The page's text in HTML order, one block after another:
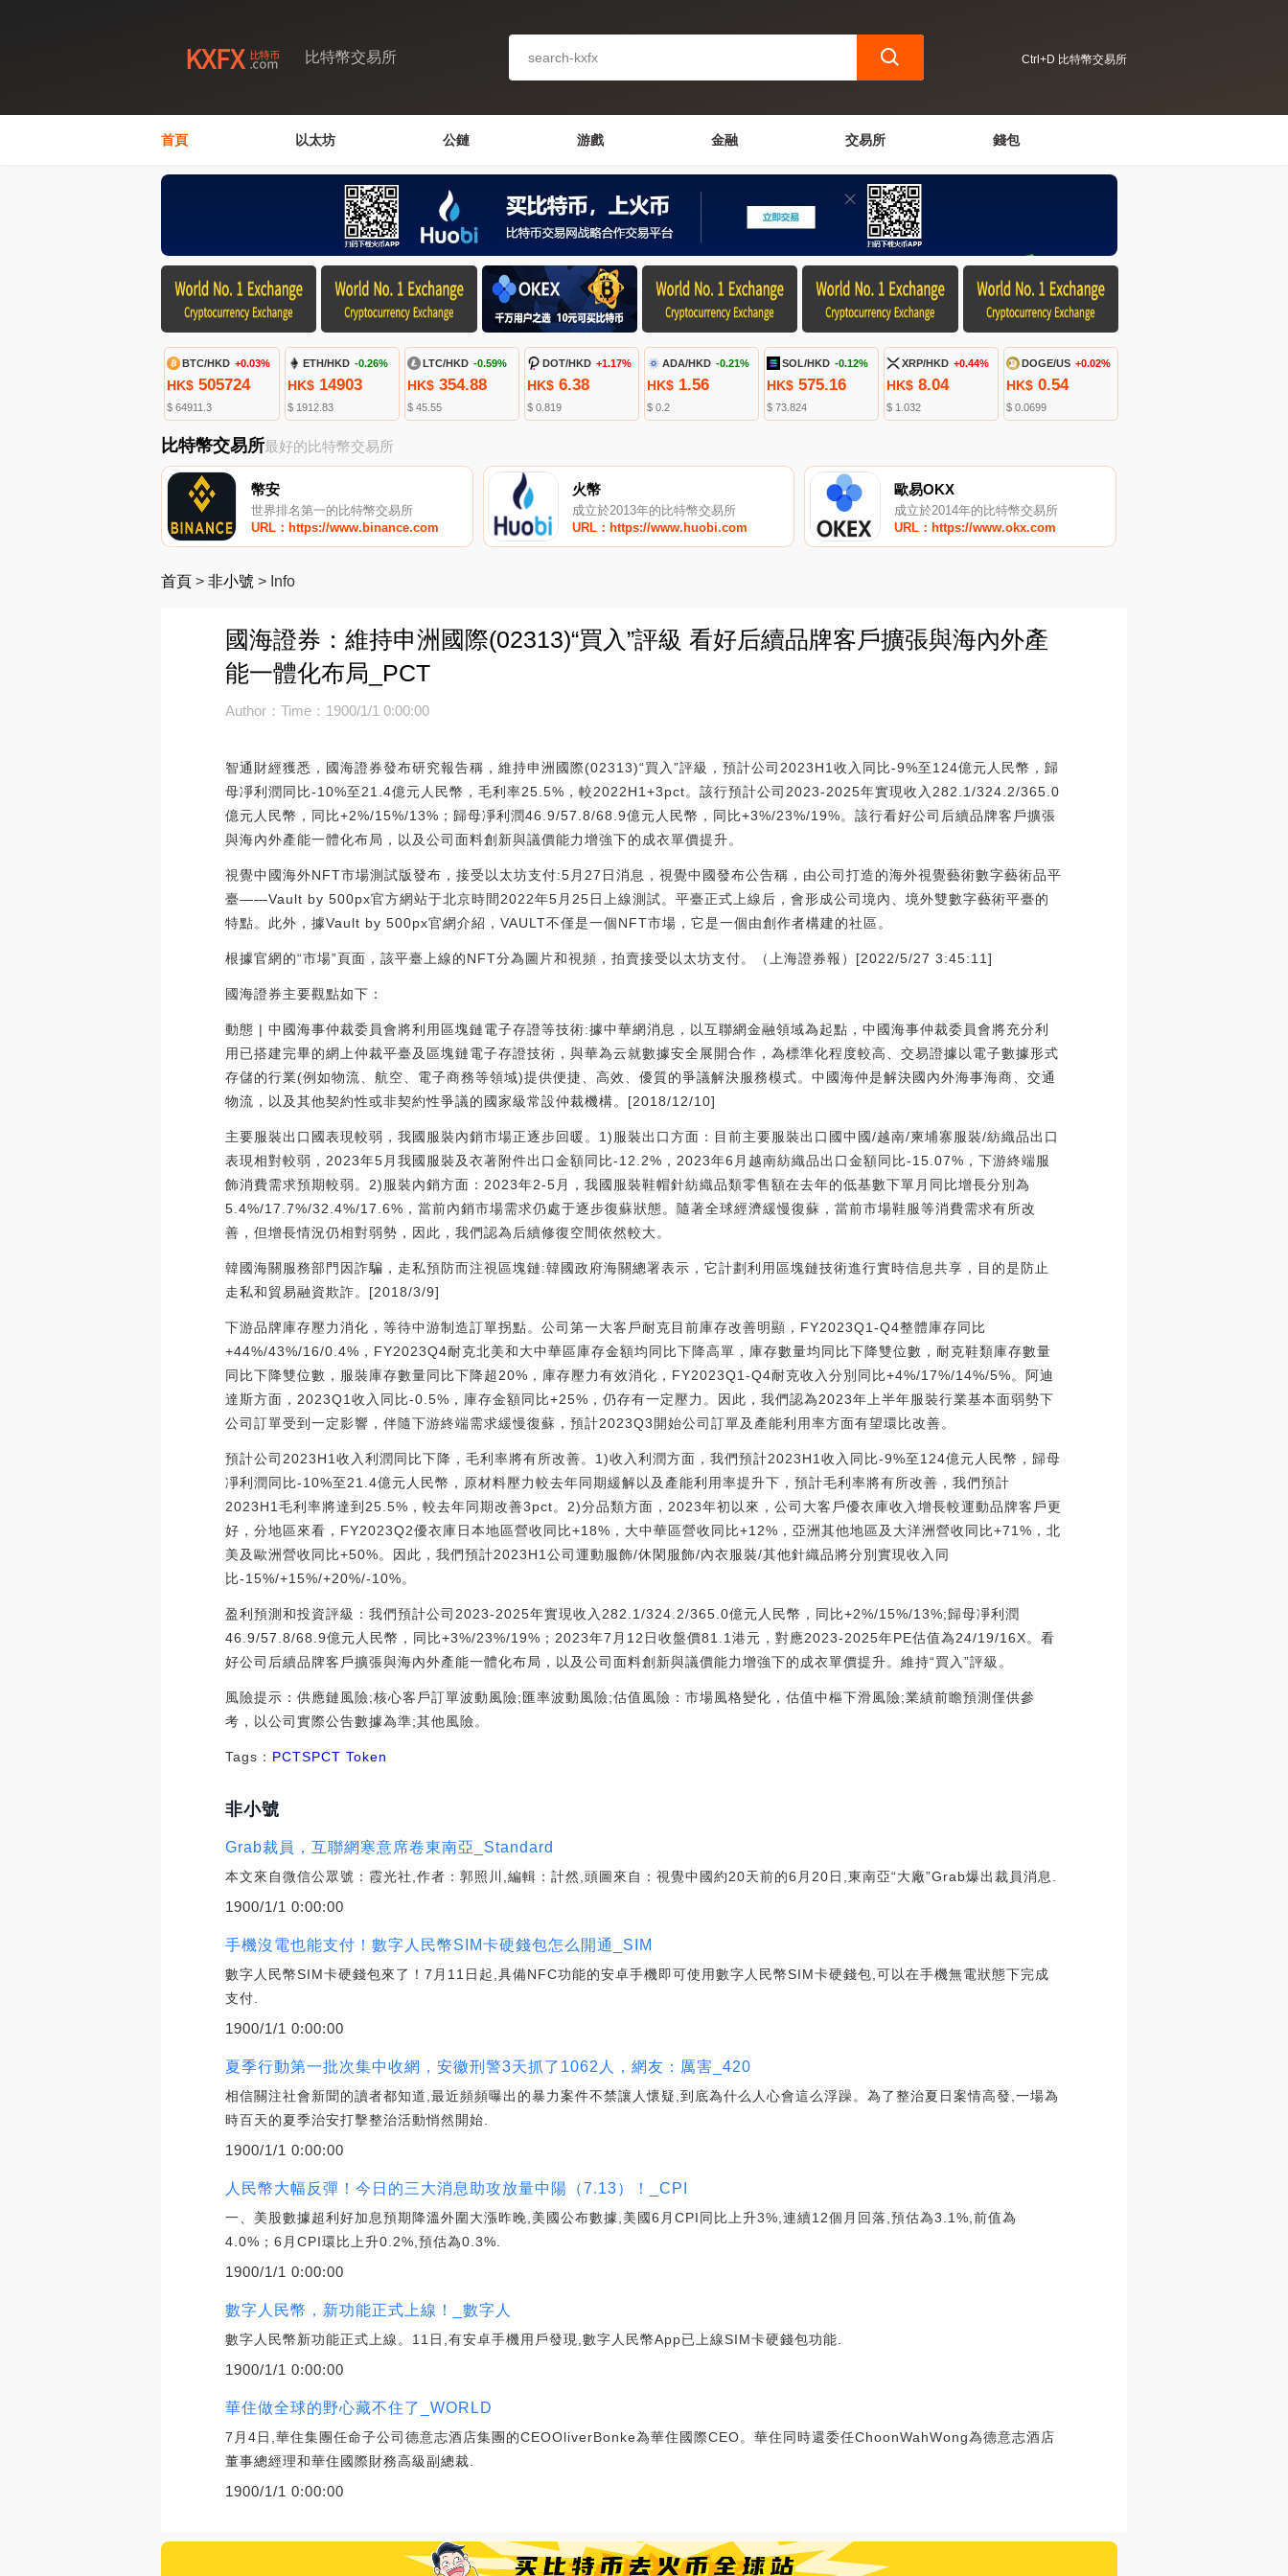
比特幣交易所 Ctrl+D 比特幣交易所
首頁 以太坊 公鏈 游戲 金融 交易所 錢包
BTC/HKD +0.03%
HK$ 505724
$ 64911.3
ETH/HKD -0.26%
HK$14903
$ 1912.83
LTC/HKD -0.59%
HK$354.88
$ 45.55
DOT/HKD +1.17%
HK$6.38
$ 0.819
ADA/HKD -0.21%
HK$1.56
$ 0.2
SOL/HKD -0.12%
HK$ 575.16
$ 73.824
XRP/HKD +0.44%
HK$ 8.04
$ 1.032
DOGE/US +0.02%
HK$ 0.54
$ 0.0699
比特幣交易所最好的比特幣交易所
幣安
世界排名第一的比特幣交易所
URL：https://www.binance.com
火幣
成立於2013年的比特幣交易所
URL：https://www.huobi.com
歐易OKX
成立於2014年的比特幣交易所
URL：https://www.okx.com
首頁 > 非小號 > Info
國海證券：維持申洲國際(02313)“買入”評級 看好后續品牌客戶擴張與海內外產
能一體化布局_PCT
Author：Time：1900/1/1 0:00:00
智通財經獲悉，國海證券發布研究報告稱，維持申洲國際(02313)“買入”評級，預計公司2023H1收入同比-9%至124億元人民幣，歸
母凈利潤同比-10%至21.4億元人民幣，毛利率25.5%，較2022H1+3pct。該行預計公司2023-2025年實現收入282.1/324.2/365.0
億元人民幣，同比+2%/15%/13%；歸母凈利潤46.9/57.8/68.9億元人民幣，同比+3%/23%/19%。該行看好公司后續品牌客戶擴張
與海內外產能一體化布局，以及公司面料創新與議價能力增強下的成衣單價提升。
視覺中國海外NFT市場測試版發布，接受以太坊支付:5月27日消息，視覺中國發布公告稱，由公司打造的海外視覺藝術數字藝術品平
臺——Vault by 500px官方網站于北京時間2022年5月25日上線測試。平臺正式上線后，會形成公司境內、境外雙數字藝術平臺的
特點。此外，據Vault by 500px官網介紹，VAULT不僅是一個NFT市場，它是一個由創作者構建的社區。
根據官網的“市場”頁面，該平臺上線的NFT分為圖片和視頻，拍賣接受以太坊支付。（上海證券報）[2022/5/27 3:45:11]
國海證券主要觀點如下：
動態 | 中國海事仲裁委員會將利用區塊鏈電子存證等技術:據中華網消息，以互聯網金融領域為起點，中國海事仲裁委員會將充分利
用已搭建完畢的網上仲裁平臺及區塊鏈電子存證技術，與華為云就數據安全展開合作，為標準化程度較高、交易證據以電子數據形式
存儲的行業(例如物流、航空、電子商務等領域)提供便捷、高效、優質的爭議解決服務模式。中國海仲是解決國內外海事海商、交通
物流，以及其他契約性或非契約性爭議的國家級常設仲裁機構。[2018/12/10]
主要服裝出口國表現較弱，我國服裝內銷市場正逐步回暖。1)服裝出口方面：目前主要服裝出口國中國/越南/柬埔寨服裝/紡織品出口
表現相對較弱，2023年5月我國服裝及衣著附件出口金額同比-12.2%，2023年6月越南紡織品出口金額同比-15.07%，下游終端服
飾消費需求預期較弱。2)服裝內銷方面：2023年2-5月，我國服裝鞋帽針紡織品類零售額在去年的低基數下單月同比增長分別為
5.4%/17.7%/32.4%/17.6%，當前內銷市場需求仍處于逐步復蘇狀態。隨著全球經濟緩慢復蘇，當前市場鞋服等消費需求有所改
善，但增長情況仍相對弱勢，因此，我們認為后續修復空間依然較大。
韓國海關服務部門因詐騙，走私預防而注視區塊鏈:韓國政府海關總署表示，它計劃利用區塊鏈技術進行實時信息共享，目的是防止
走私和貿易融資欺詐。[2018/3/9]
下游品牌庫存壓力消化，等待中游制造訂單拐點。公司第一大客戶耐克目前庫存改善明顯，FY2023Q1-Q4整體庫存同比
+44%/43%/16/0.4%，FY2023Q4耐克北美和大中華區庫存金額均同比下降高單，庫存數量均同比下降雙位數，耐克鞋類庫存數量
同比下降雙位數，服裝庫存數量同比下降超20%，庫存壓力有效消化，FY2023Q1-Q4耐克收入分別同比+4%/17%/14%/5%。阿迪
達斯方面，2023Q1收入同比-0.5%，庫存金額同比+25%，仍存有一定壓力。因此，我們認為2023年上半年服裝行業基本面弱勢下
公司訂單受到一定影響，伴隨下游終端需求緩慢復蘇，預計2023Q3開始公司訂單及產能利用率方面有望環比改善。
預計公司2023H1收入利潤同比下降，毛利率將有所改善。1)收入利潤方面，我們預計2023H1收入同比-9%至124億元人民幣，歸母
凈利潤同比-10%至21.4億元人民幣，原材料壓力較去年同期緩解以及產能利用率提升下，預計毛利率將有所改善，我們預計
2023H1毛利率將達到25.5%，較去年同期改善3pct。2)分品類方面，2023年初以來，公司大客戶優衣庫收入增長較運動品牌客戶更
好，分地區來看，FY2023Q2優衣庫日本地區營收同比+18%，大中華區營收同比+12%，亞洲其他地區及大洋洲營收同比+71%，北
美及歐洲營收同比+50%。因此，我們預計2023H1公司運動服飾/休閑服飾/內衣服裝/其他針織品將分別實現收入同
比-15%/+15%/+20%/-10%。
盈利預測和投資評級：我們預計公司2023-2025年實現收入282.1/324.2/365.0億元人民幣，同比+2%/15%/13%;歸母凈利潤
46.9/57.8/68.9億元人民幣，同比+3%/23%/19%；2023年7月12日收盤價81.1港元，對應2023-2025年PE估值為24/19/16X。看
好公司后續品牌客戶擴張與海內外產能一體化布局，以及公司面料創新與議價能力增強下的成衣單價提升。維持“買入”評級。
風險提示：供應鏈風險;核心客戶訂單波動風險;匯率波動風險;估值風險：市場風格變化，估值中樞下滑風險;業績前瞻預測僅供參
考，以公司實際公告數據為準;其他風險。
Tags： PCTSPCT Token
非小號
Grab裁員，互聯網寒意席卷東南亞_Standard
本文來自微信公眾號：霞光社,作者：郭照川,編輯：計然,頭圖來自：視覺中國約20天前的6月20日,東南亞“大廠”Grab爆出裁員消息.
1900/1/1 0:00:00
手機沒電也能支付！數字人民幣SIM卡硬錢包怎么開通_SIM
數字人民幣SIM卡硬錢包來了！7月11日起,具備NFC功能的安卓手機即可使用數字人民幣SIM卡硬錢包,可以在手機無電狀態下完成
支付.
1900/1/1 0:00:00
夏季行動第一批次集中收網，安徽刑警3天抓了1062人，網友：厲害_420
相信關注社會新聞的讀者都知道,最近頻頻曝出的暴力案件不禁讓人懷疑,到底為什么人心會這么浮躁。為了整治夏日案情高發,一場為
時百天的夏季治安打擊整治活動悄然開始.
1900/1/1 0:00:00
人民幣大幅反彈！今日的三大消息助攻放量中陽（7.13）！_CPI
一、美股數據超利好加息預期降溫外圍大漲昨晚,美國公布數據,美國6月CPI同比上升3%,連續12個月回落,預估為3.1%,前值為
4.0%；6月CPI環比上升0.2%,預估為0.3%.
1900/1/1 0:00:00
數字人民幣，新功能正式上線！_數字人
數字人民幣新功能正式上線。11日,有安卓手機用戶發現,數字人民幣App已上線SIM卡硬錢包功能.
1900/1/1 0:00:00
華住做全球的野心藏不住了_WORLD
7月4日,華住集團任命子公司德意志酒店集團的CEOOliverBonke為華住國際CEO。華住同時還委任ChoonWahWong為德意志酒店
董事總經理和華住國際財務高級副總裁.
1900/1/1 0:00:00